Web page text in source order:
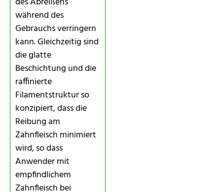
während des
Gebrauchs verringern
kann. Gleichzeitig sind
die glatte
Beschichtung und die
raffinierte
Filamentstruktur so
konzipiert, dass die
Reibung am
Zahnfleisch minimiert
wird, so dass
Anwender mit
empfindlichem
Zahnfleisch bei